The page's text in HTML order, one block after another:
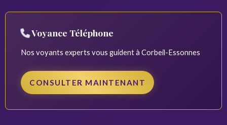
Voyance Téléphone
Nos voyants experts vous guident à Corbeil-Essonnes
CONSULTER MAINTENANT